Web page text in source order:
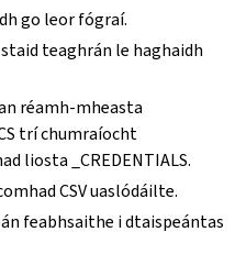
go leor fógraí.
teaghrán le haghaidh
réamh-mheasta
trí chumraíocht
liosta _CREDENTIALS.
CSV uaslódáilte.
feabhsaithe i dtaispeántas